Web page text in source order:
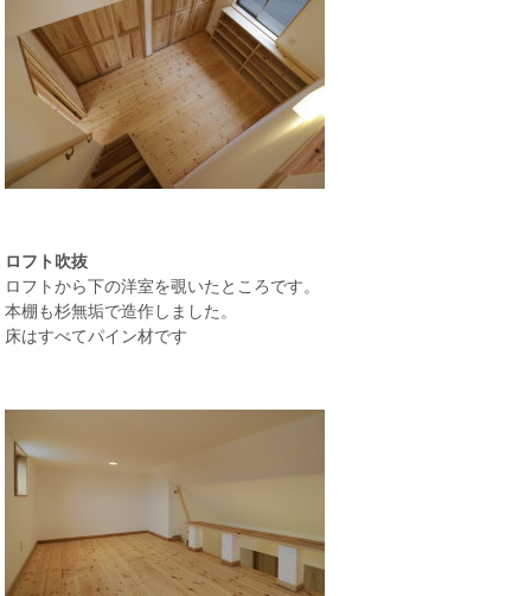
ロフト吹抜
ロフトから下の洋室を覗いたところです。
本棚も杉無垢で造作しました。
床はすべてパイン材です